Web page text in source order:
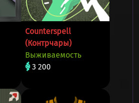
Counterspell
(Контрчары)
Выживаемость
3 200